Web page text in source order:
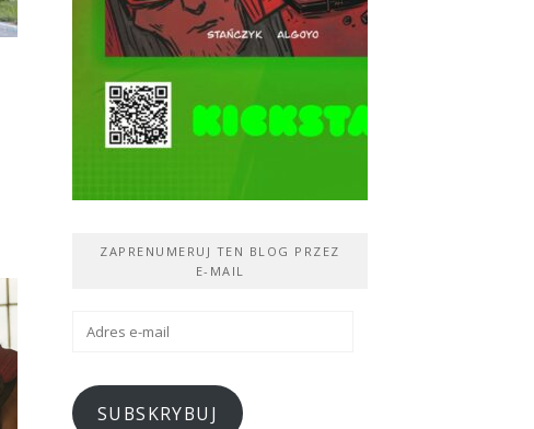
ZAPRENUMERUJ TEN BLOG PRZEZ
E-MAIL
Adres
SUBSKRYBUJ